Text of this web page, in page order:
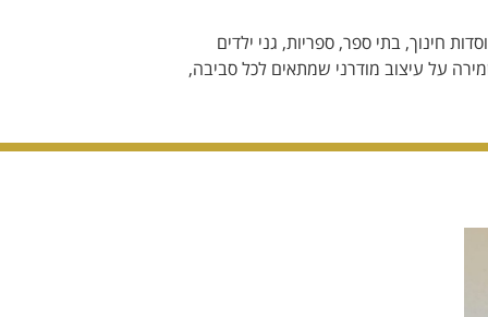
חינוך, בתי ספר, ספריות, גני ילדים
על עיצוב מודרני שמתאים לכל סביבה,